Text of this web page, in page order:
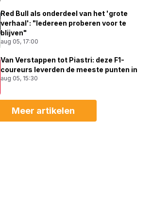
Red Bull als onderdeel van het 'grote
verhaal': "Iedereen proberen voor te
blijven"
aug 05, 17:00
Van Verstappen tot Piastri: deze F1-
coureurs leverden de meeste punten in
aug 05, 15:30
Meer artikelen